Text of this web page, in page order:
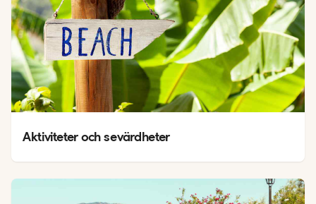
Aktiviteter och sevärdheter